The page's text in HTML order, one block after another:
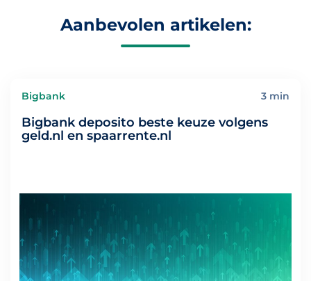
Aanbevolen artikelen:
Bigbank 3 min
Bigbank deposito beste keuze volgens
geld.nl en spaarrente.nl